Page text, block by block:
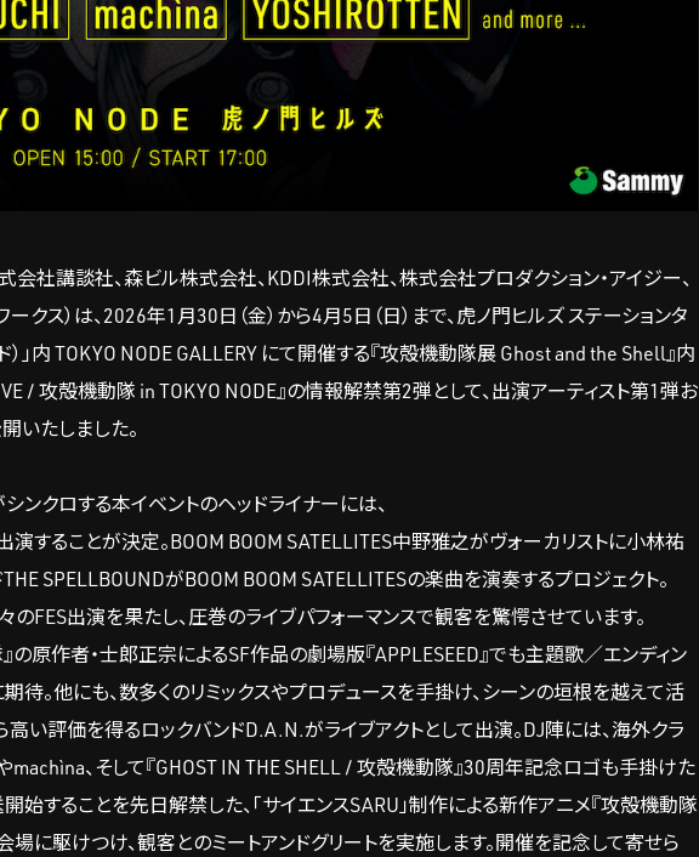
社講談社、森ビル株式会社、KDDI株式会社、株式会社プロダクション・アイジー、
ス）は、2026年1月30日（金）から4月5日（日）まで、虎ノ門ヒルズ ステーションタ
」内 TOKYO NODE GALLERY にて開催する『攻殻機動隊展 Ghost and the Shell』内
/ 攻殻機動隊 in TOKYO NODE』の情報解禁第2弾として、出演アーティスト第1弾お
いたしました。
ンクロする本イベントのヘッドライナーには、
することが決定。BOOM BOOM SATELLITES中野雅之がヴォーカリストに小林祐
SPELLBOUNDがBOOM BOOM SATELLITESの楽曲を演奏するプロジェクト。
のFES出演を果たし、圧巻のライブパフォーマンスで観客を驚愕させています。
の原作者・士郎正宗によるSF作品の劇場版『APPLESEED』でも主題歌／エンディン
。他にも、数多くのリミックスやプロデュースを手掛け、シーンの垣根を越えて活
い評価を得るロックバンドD.A.N.がライブアクトとして出演。DJ陣には、海外クラ
、そして『GHOST IN THE SHELL / 攻殻機動隊』30周年記念ロゴも手掛けた
始することを先日解禁した、「サイエンスSARU」制作による新作アニメ『攻殻機動隊
場に駆けつけ、観客とのミートアンドグリートを実施します。開催を記念して寄せら